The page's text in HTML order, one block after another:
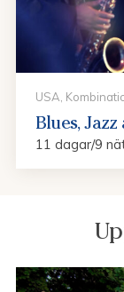
USA,
Blues,
11 dagar/9